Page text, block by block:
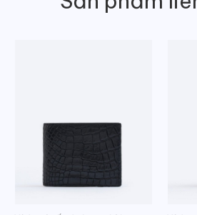
In dập tên thương hiệu